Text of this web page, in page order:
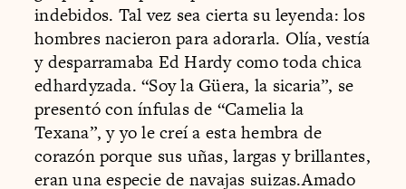
indebidos. Tal vez sea cierta su leyenda: los
hombres nacieron para adorarla. Olía, vestía
y desparramaba Ed Hardy como toda chica
edhardyzada. “Soy la Güera, la sicaria”, se
presentó con ínfulas de “Camelia la
Texana”, y yo le creí a esta hembra de
corazón porque sus uñas, largas y brillantes,
eran una especie de navajas suizas.Amado